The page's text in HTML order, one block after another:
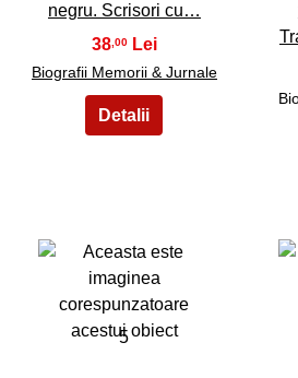
negru. Scrisori cu…
38 ,00
Biografii Memorii & Jurnale
5